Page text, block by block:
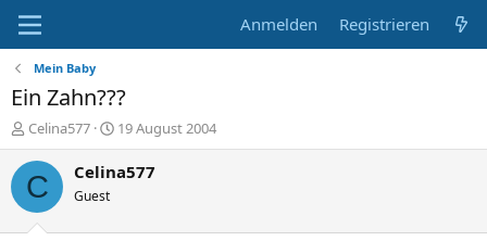
Anmelden Registrieren
Mein Baby
Ein Zahn???
E
r
s
t
Celina577
E
r
s
19 August 2004
C Celina577
Guest